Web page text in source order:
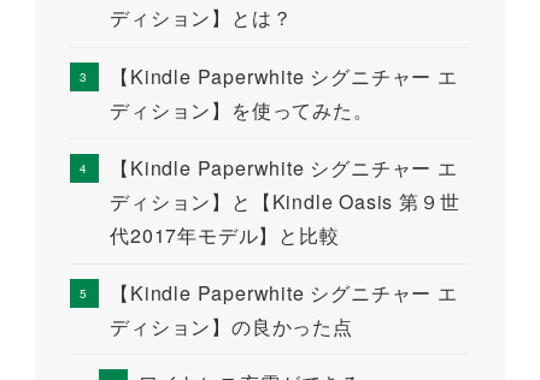
ディション】とは？
【Kindle Paperwhite シグニチャー エ
ディション】を使ってみた。
【Kindle Paperwhite シグニチャー エ
ディション】と【Kindle Oasis 第９世
代2017年モデル】と比較
【Kindle Paperwhite シグニチャー エ
ディション】の良かった点